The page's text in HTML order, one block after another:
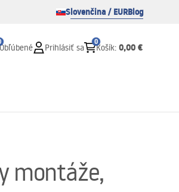
Slovenčina / EURBlog
Prihlásiť sa
0
Košík: 0,00 €
montáže,